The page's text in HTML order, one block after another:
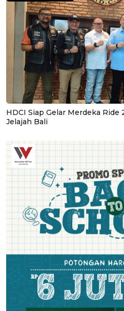
HDCI Siap Gelar Merdeka Ride
Jelajah Bali